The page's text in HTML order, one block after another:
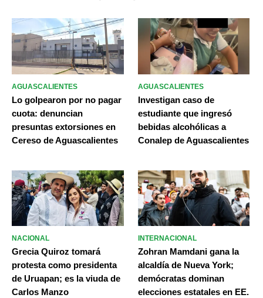
AGUASCALIENTES
Lo golpearon por no pagar
cuota: denuncian
presuntas extorsiones en
Cereso de Aguascalientes
AGUASCALIENTES
Investigan caso de
estudiante que ingresó
bebidas alcohólicas a
Conalep de Aguascalientes
NACIONAL
Grecia Quiroz tomará
protesta como presidenta
de Uruapan; es la viuda de
Carlos Manzo
INTERNACIONAL
Zohran Mamdani gana la
alcaldía de Nueva York;
demócratas dominan
elecciones estatales en EE.